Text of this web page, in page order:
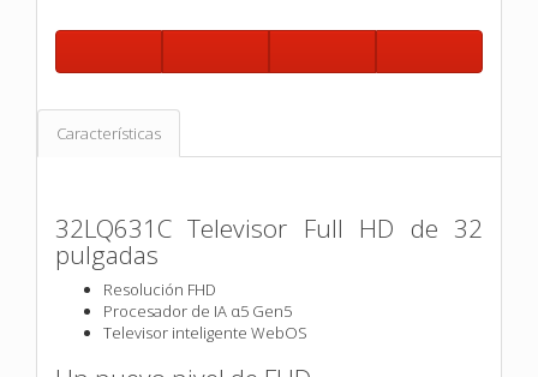
Características
32LQ631C Televisor Full HD de 32
pulgadas
Resolución FHD
Procesador de IA α5 Gen5
Televisor inteligente WebOS